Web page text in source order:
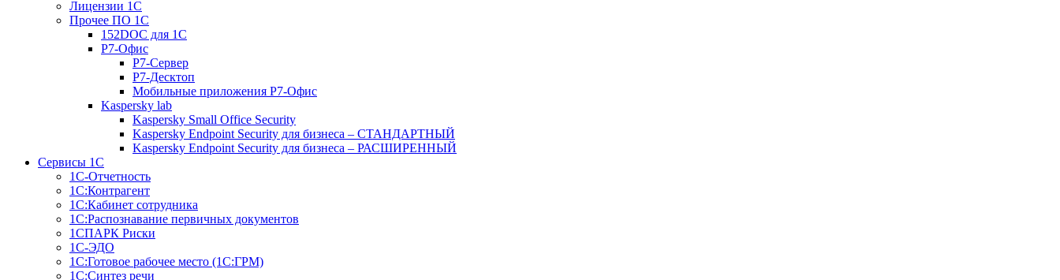
Лицензии 1С
Прочее ПО 1С
152DOC для 1С
Р7-Офис
Р7-Сервер
Р7-Десктоп
Мобильные приложения Р7-Офис
Kaspersky lab
Kaspersky Small Office Security
Kaspersky Endpoint Security для бизнеса – СТАНДАРТНЫЙ
Kaspersky Endpoint Security для бизнеса – РАСШИРЕННЫЙ
Сервисы 1С
1С-Отчетность
1С:Контрагент
1С:Кабинет сотрудника
1С:Распознавание первичных документов
1СПАРК Риски
1С-ЭДО
1С:Готовое рабочее место (1С:ГРМ)
1С:Синтез речи